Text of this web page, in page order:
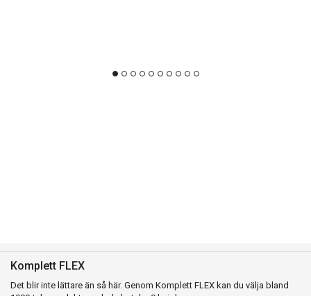
Komplett FLEX
Det blir inte lättare än så här. Genom Komplett FLEX kan du välja bland